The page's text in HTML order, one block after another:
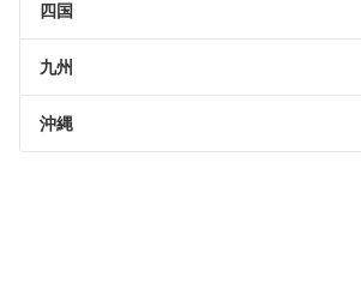
四国
九州
沖縄